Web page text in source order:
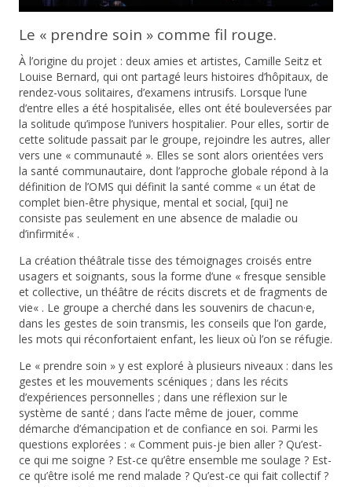
Le « prendre soin » comme fil rouge.
À l’origine du projet : deux amies et artistes, Camille Seitz et
Louise Bernard, qui ont partagé leurs histoires d’hôpitaux, de
rendez-vous solitaires, d’examens intrusifs. Lorsque l’une
d’entre elles a été hospitalisée, elles ont été bouleversées par
la solitude qu’impose l’univers hospitalier. Pour elles, sortir de
cette solitude passait par le groupe, rejoindre les autres, aller
vers une « communauté ». Elles se sont alors orientées vers
la santé communautaire, dont l’approche globale répond à la
définition de l’OMS qui définit la santé comme « un état de
complet bien-être physique, mental et social, [qui] ne
consiste pas seulement en une absence de maladie ou
d’infirmité« .
La création théâtrale tisse des témoignages croisés entre
usagers et soignants, sous la forme d’une « fresque sensible
et collective, un théâtre de récits discrets et de fragments de
vie« . Le groupe a cherché dans les souvenirs de chacun·e,
dans les gestes de soin transmis, les conseils que l’on garde,
les mots qui réconfortaient enfant, les lieux où l’on se réfugie.
Le « prendre soin » y est exploré à plusieurs niveaux : dans les
gestes et les mouvements scéniques ; dans les récits
d’expériences personnelles ; dans une réflexion sur le
système de santé ; dans l’acte même de jouer, comme
démarche d’émancipation et de confiance en soi. Parmi les
questions explorées : « Comment puis-je bien aller ? Qu’est-
ce qui me soigne ? Est-ce qu’être ensemble me soulage ? Est-
ce qu’être isolé me rend malade ? Qu’est-ce qui fait collectif ?